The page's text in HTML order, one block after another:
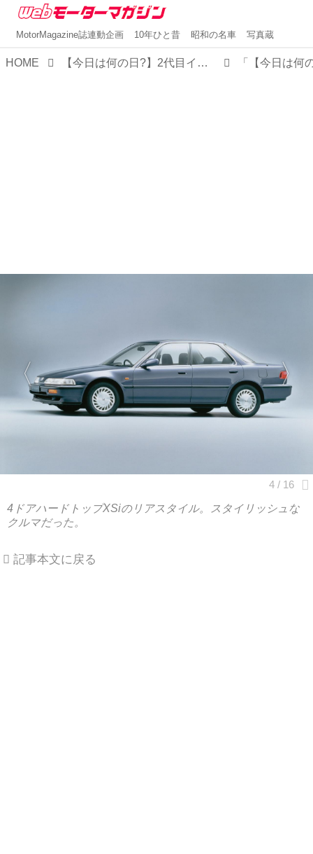
MotorMagazine誌連動企画 10年ひと昔 昭和の名車 写真蔵
HOME 【今日は何の日?】2代目インテグラ発表 「マイケルJフォックスのCMも話題となったカッコインテグラ」30年前 1989年4月19日
4ドアハードトップXSiのリアスタイル。スタイリッシュな
クルマだった。
記事本文に戻る